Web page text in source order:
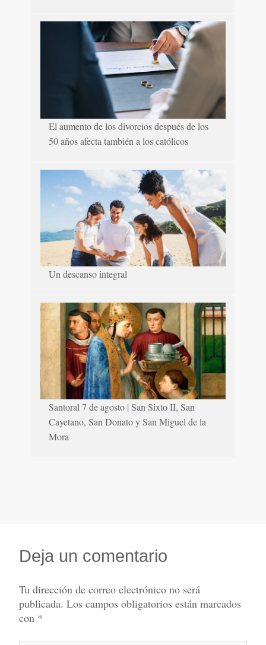
El aumento de los divorcios después de los
50 años afecta también a los católicos
Un descanso integral
Santoral 7 de agosto | San Sixto II, San
Cayetano, San Donato y San Miguel de la
Mora
Deja un comentario
Tu dirección de correo electrónico no será
publicada. Los campos obligatorios están marcados
con *